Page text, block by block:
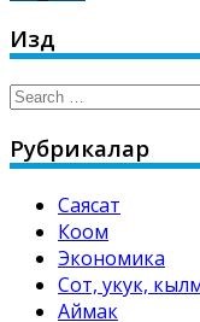
Издөө
Search
Рубрикалар
Саясат
Коом
Экономика
Сот, укук,
Аймак